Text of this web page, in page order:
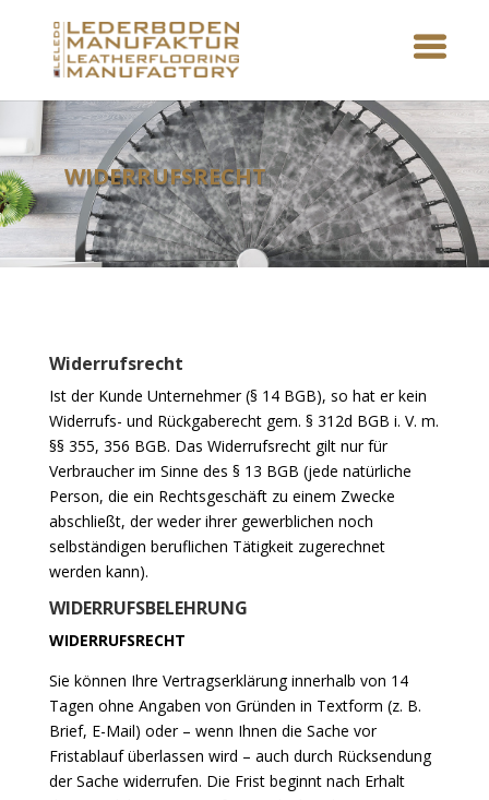
WIDERRUFSRECHT
Widerrufsrecht
Ist der Kunde Unternehmer (§ 14 BGB), so hat er kein
Widerrufs- und Rückgaberecht gem. § 312d BGB i. V. m.
§§ 355, 356 BGB. Das Widerrufsrecht gilt nur für
Verbraucher im Sinne des § 13 BGB (jede natürliche
Person, die ein Rechtsgeschäft zu einem Zwecke
abschließt, der weder ihrer gewerblichen noch
selbständigen beruflichen Tätigkeit zugerechnet
werden kann).
WIDERRUFSBELEHRUNG
WIDERRUFSRECHT
Sie können Ihre Vertragserklärung innerhalb von 14
Tagen ohne Angaben von Gründen in Textform (z. B.
Brief, E-Mail) oder – wenn Ihnen die Sache vor
Fristablauf überlassen wird – auch durch Rücksendung
der Sache widerrufen. Die Frist beginnt nach Erhalt